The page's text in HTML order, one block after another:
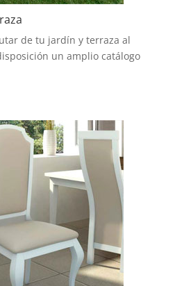
de tu jardín y terraza al
un amplio catálogo